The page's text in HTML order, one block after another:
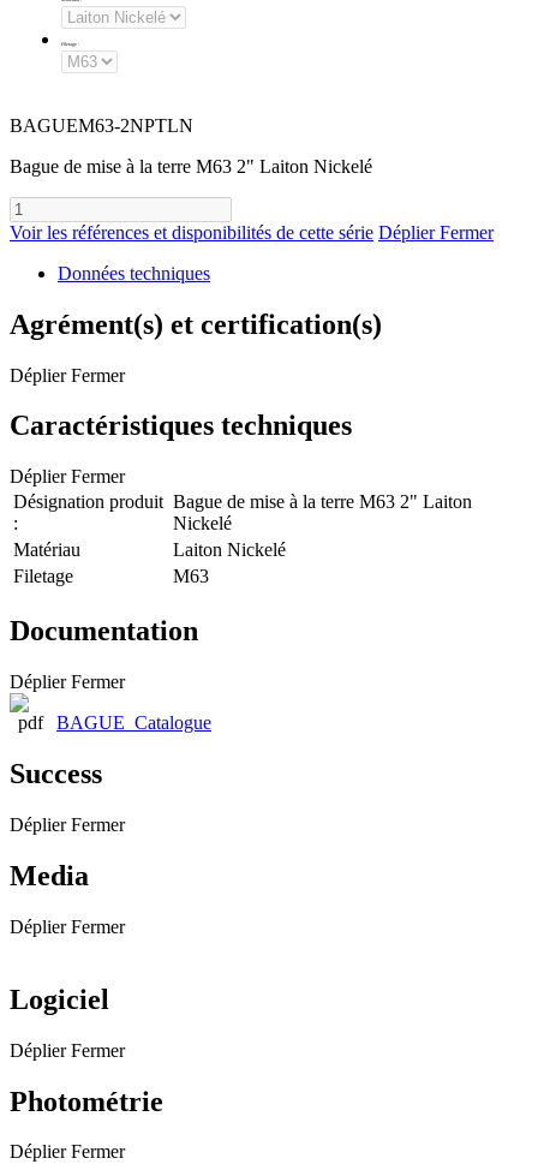
Filetage :
BAGUEM63-2NPTLN
Bague de mise à la terre M63 2" Laiton Nickelé
Voir les références et disponibilités de cette série Déplier Fermer
Données techniques
Agrément(s) et certification(s)
Déplier Fermer
Caractéristiques techniques
Déplier Fermer
Désignation produit
:
Bague de mise à la terre M63 2" Laiton
Nickelé
Matériau
Laiton Nickelé
Filetage
M63
Documentation
Déplier Fermer
BAGUE_Catalogue
Success
Déplier Fermer
Media
Déplier Fermer
Logiciel
Déplier Fermer
Photométrie
Déplier Fermer